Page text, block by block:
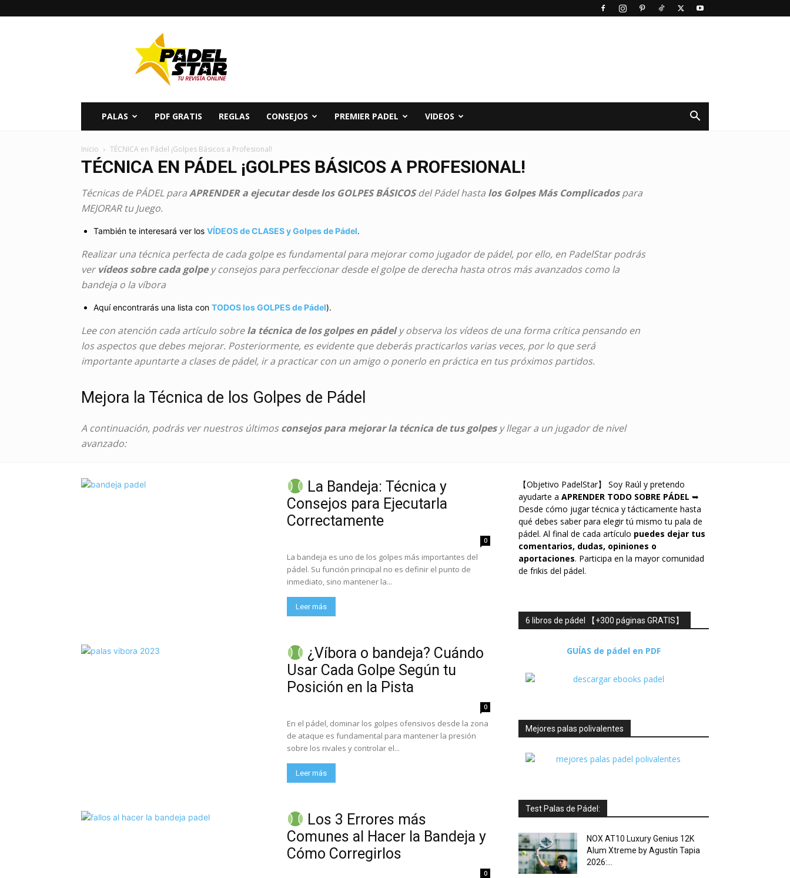
PADELSTAR
PALAS PDF GRATIS REGLAS CONSEJOS PREMIER PADEL VIDEOS
Inicio TÉCNICA en Pádel ¡Golpes Básicos a Profesional!
TÉCNICA EN PÁDEL ¡GOLPES BÁSICOS A PROFESIONAL!
Técnicas de PÁDEL paraAPRENDER a ejecutar desde los GOLPES BÁSICOSdel Pádel hasta los Golpes Más Complicadospara
MEJORAR tu Juego.
También te interesará ver los VÍDEOS de CLASES y Golpes de Pádel.
Realizar una técnica perfecta de cada golpe es fundamental para mejorar como jugador de pádel, por ello, en PadelStar podrás
vervídeos sobre cada golpey consejos para perfeccionar desde el golpe de derecha hasta otros más avanzados como la
bandeja o la víbora
Aquí encontrarás una lista con TODOS los GOLPES de Pádel).
Lee con atención cada artículo sobrela técnica de los golpes en pádely observa los vídeos de una forma crítica pensando en
los aspectos que debes mejorar. Posteriormente, es evidente que deberás practicarlos varias veces, por lo que será
importante apuntarte a clases de pádel, ir a practicar con un amigo o ponerlo en práctica en tus próximos partidos.
Mejora la Técnica de los Golpes de Pádel
A continuación, podrás ver nuestros últimosconsejos para mejorar la técnica de tus golpesy llegar a un jugador de nivel
avanzado:
La Bandeja: Técnica y
Consejos para Ejecutarla
Correctamente
0
La bandeja es uno de los golpes más importantes del
pádel. Su función principal no es definir el punto de
inmediato, sino mantener la...
Leer más
¿Víbora o bandeja? Cuándo
Usar Cada Golpe Según tu
Posición en la Pista
0
En el pádel, dominar los golpes ofensivos desde la zona
de ataque es fundamental para mantener la presión
sobre los rivales y controlar el...
Leer más
Los 3 Errores más
Comunes al Hacer la Bandeja y
Cómo Corregirlos
0
【Objetivo PadelStar】 Soy Raúl y pretendo
ayudarte a APRENDER TODO SOBRE PÁDEL ➥
Desde cómo jugar técnica y tácticamente hasta
qué debes saber para elegir tú mismo tu pala de
pádel. Al final de cada artículo puedes dejar tus
comentarios, dudas, opiniones o
aportaciones. Participa en la mayor comunidad
de frikis del pádel.
6 libros de pádel 【+300 páginas GRATIS】
GUÍAS de pádel en PDF
Mejores palas polivalentes
Test Palas de Pádel:
NOX AT10 Luxury Genius 12K
Alum Xtreme by Agustín Tapia
2026:...